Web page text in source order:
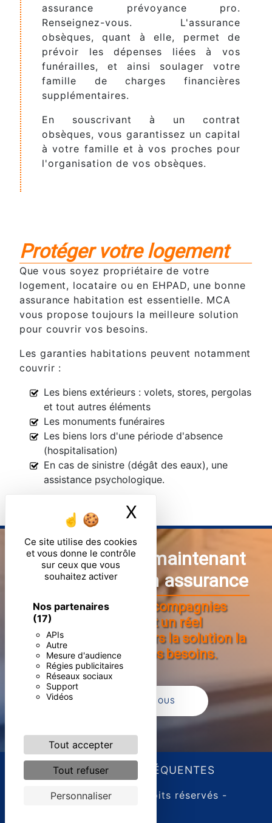
Ce site utilise des cookies
et vous donne le contrôle
sur ceux que vous
souhaitez activer
Nos partenaires
(17)
APIs
Autre
Mesure d'audience
Régies publicitaires
Réseaux sociaux
Support
Vidéos
Tout accepter
Tout refuser
Personnaliser
X
assurance prévoyance pro.
Renseignez-vous. L'assurance
obsèques, quant à elle, permet de
prévoir les dépenses liées à vos
funérailles, et ainsi soulager votre
famille de charges financières
supplémentaires.
En souscrivant à un contrat
obsèques, vous garantissez un capital
à votre famille et à vos proches pour
l'organisation de vos obsèques.
Protéger votre logement
Que vous soyez propriétaire de votre
logement, locataire ou en EHPAD, une bonne
assurance habitation est essentielle. MCA
vous propose toujours la meilleure solution
pour couvrir vos besoins.
Les garanties habitations peuvent notamment
couvrir :
Les biens extérieurs : volets, stores, pergolas
et tout autres éléments
Les monuments funéraires
Les biens lors d'une période d'absence
(hospitalisation)
En cas de sinistre (dégât des eaux), une
assistance psychologique.
Contactez dès maintenant
votre courtier en assurance
Une multitude de compagnies
d'assurance et un réel
accompagnement vers la solution la
plus adaptée à vos besoins.
CONTACTEZ-NOUS
RECHERCHES FRÉQUENTES
Vistalid- 2026 - Tous droits réservés -